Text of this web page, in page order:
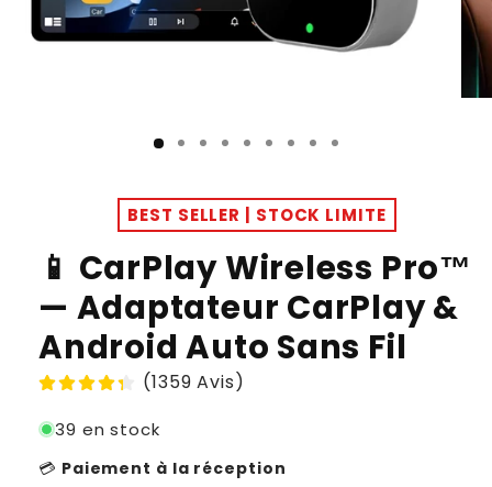
BEST SELLER | STOCK LIMITE
📱 CarPlay Wireless Pro™
— Adaptateur CarPlay &
Android Auto Sans Fil
(1359 Avis)
39 en stock
💳 Paiement à la réception